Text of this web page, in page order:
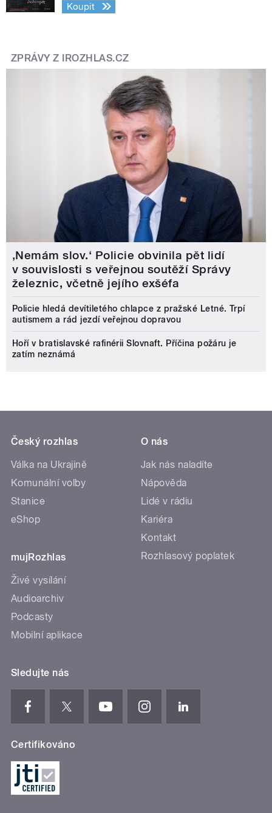
Koupit
ZPRÁVY Z IROZHLAS.CZ
‚Nemám slov.‘ Policie obvinila pět lidí
v souvislosti s veřejnou soutěží Správy
železnic, včetně jejího exšéfa
Policie hledá devítiletého chlapce z pražské Letné. Trpí
autismem a rád jezdí veřejnou dopravou
Hoří v bratislavské rafinérii Slovnaft. Příčina požáru je
zatím neznámá
Český rozhlas
Válka na Ukrajině
Komunální volby
Stanice
eShop
mujRozhlas
Živé vysílání
Audioarchiv
Podcasty
Mobilní aplikace
O nás
Jak nás naladíte
Nápověda
Lidé v rádiu
Kariéra
Kontakt
Rozhlasový poplatek
Sledujte nás
Certifikováno